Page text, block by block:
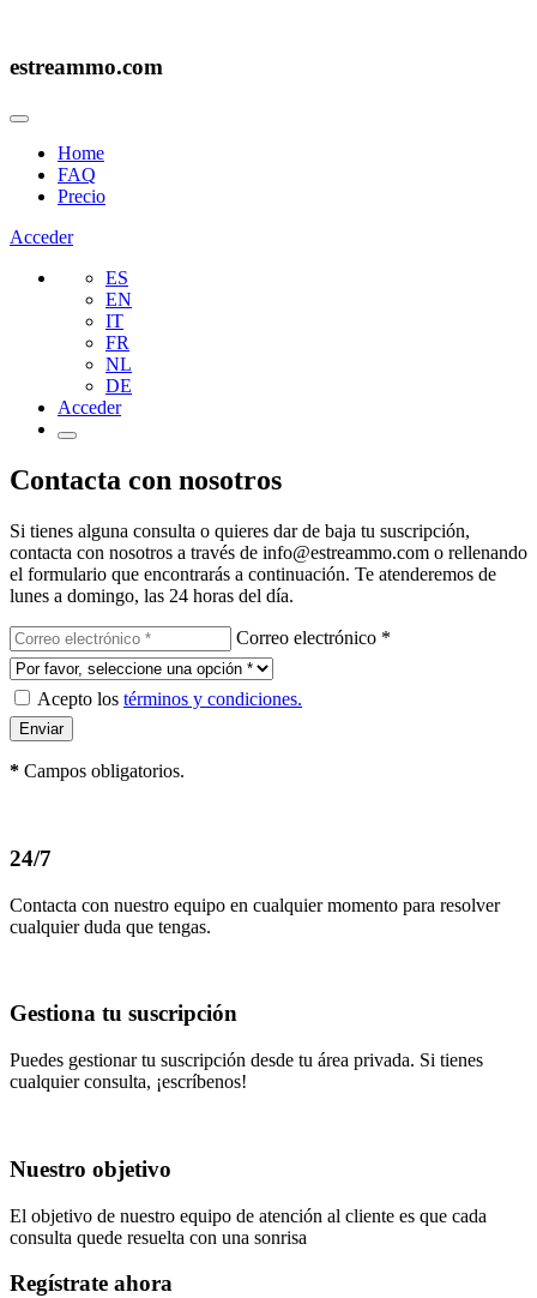
estreammo.com
Home
FAQ
Precio
Acceder
ES
EN
IT
FR
NL
DE
Acceder
Contacta con nosotros
Si tienes alguna consulta o quieres dar de baja tu suscripción,
contacta con nosotros a través de info@estreammo.com o rellenando
el formulario que encontrarás a continuación. Te atenderemos de
lunes a domingo, las 24 horas del día.
Correo electrónico *
Acepto los términos y condiciones.
* Campos obligatorios.
24/7
Contacta con nuestro equipo en cualquier momento para resolver
cualquier duda que tengas.
Gestiona tu suscripción
Puedes gestionar tu suscripción desde tu área privada. Si tienes
cualquier consulta, ¡escríbenos!
Nuestro objetivo
El objetivo de nuestro equipo de atención al cliente es que cada
consulta quede resuelta con una sonrisa
Regístrate ahora